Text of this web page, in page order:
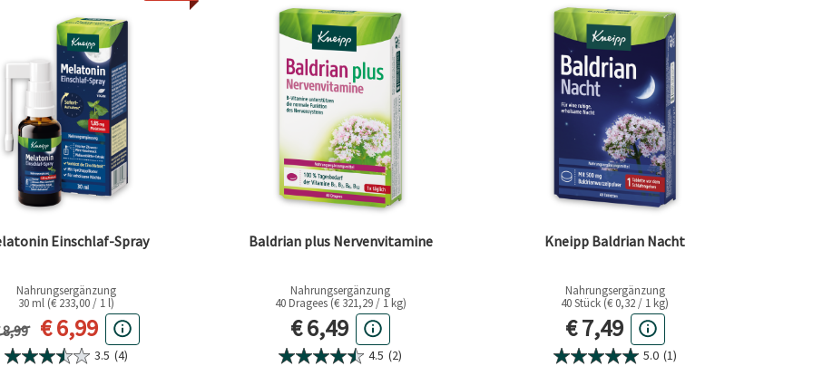
Einschlaf-Spray
Nahrungsergänzung
30 ml (€ 233,00 / 1 l)
Preis
8,99 Aktueller Preis
€ 6,99
3.5 (4)
Baldrian plus Nervenvitamine
Nahrungsergänzung
40 Dragees (€ 321,29 / 1 kg)
Aktueller Preis
€ 6,49
4.5 (2)
Kneipp Baldrian Nacht
Nahrungsergänzung
40 Stück (€ 0,32 / 1 kg)
Aktueller Preis
€ 7,49
5.0 (1)